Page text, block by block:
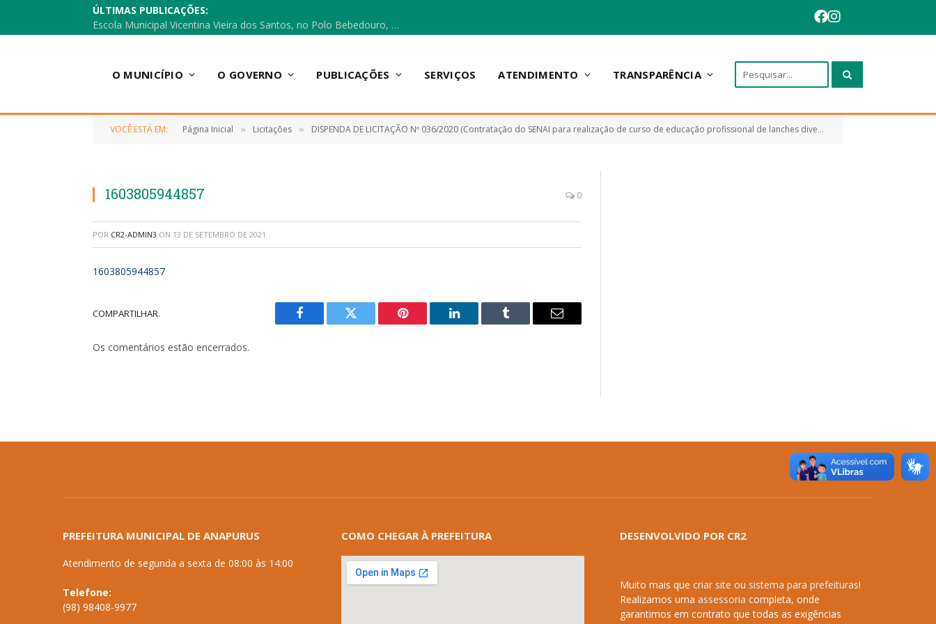
ÚLTIMAS PUBLICAÇÕES:
Escola Municipal Vicentina Vieira dos Santos, no Polo Bebedouro, recebeu materiais para a implantação do Cantinho da Leitura e da Sala Multidisciplinar.
O MUNICÍPIO O GOVERNO PUBLICAÇÕES SERVIÇOS ATENDIMENTO TRANSPARÊNCIA
VOCÊ ESTÁ EM: Página Inicial » Licitações » DISPENDA DE LICITAÇÃO Nº 036/2020 (Contratação do SENAI para realização de curso de educação profissional de lanches diversos (40 horas), duração de 10 dias úteis: 04 turmas com 25 alunos, de interesse da Administração Pública de Anapurus)
1603805944857 0
POR CR2-ADMIN3 ON 13 DE SETEMBRO DE 2021
1603805944857
COMPARTILHAR.
Facebook Twitter Pinterest LinkedIn Tumblr
E-
Os comentários estão encerrados.
PREFEITURA MUNICIPAL DE ANAPURUS
Atendimento de segunda a sexta de 08:00 às 14:00
Telefone:
(98) 98408-9977
COMO CHEGAR À PREFEITURA DESENVOLVIDO POR CR2
Muito mais que criar site ou sistema para prefeituras!
Realizamos uma assessoria completa, onde
garantimos em contrato que todas as exigências